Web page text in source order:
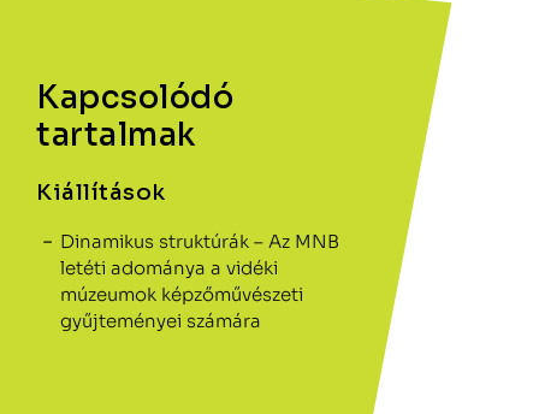
Kapcsolódó
tartalmak
Kiállítások
Dinamikus struktúrák – Az MNB
letéti adománya a vidéki
múzeumok képzőművészeti
gyűjteményei számára